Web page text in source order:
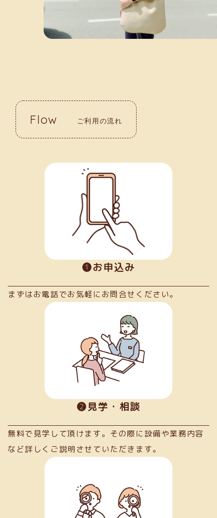
Flow ご利用の流れ
➊お申込み
まずはお電話でお気軽にお問合せください。
➋見学・相談
無料で見学して頂けます。その際に設備や業務内容
など詳しくご説明させていただきます。